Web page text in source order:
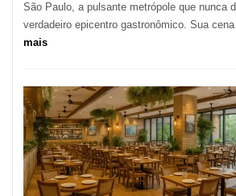
São Paulo, a pulsante metrópole que nunca
verdadeiro epicentro gastronômico. Sua
mais:
Melhores
Restaurantes
em
São
Paulo:
Um